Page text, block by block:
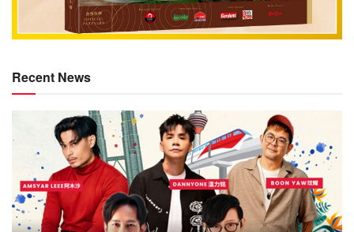
Recent News